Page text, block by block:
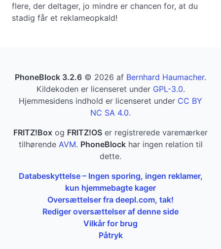
flere, der deltager, jo mindre er chancen for, at du
stadig får et reklameopkald!
PhoneBlock 3.2.6 © 2026 af Bernhard Haumacher.
Kildekoden er licenseret under GPL-3.0.
Hjemmesidens indhold er licenseret under CC BY
NC SA 4.0.
FRITZ!Box og FRITZ!OS er registrerede varemærker
tilhørende AVM. PhoneBlockhar ingen relation til
dette.
Databeskyttelse – Ingen sporing, ingen reklamer,
kun hjemmebagte kager
Oversættelser fra deepl.com, tak!
Rediger oversættelser af denne side
Vilkår for brug
Påtryk